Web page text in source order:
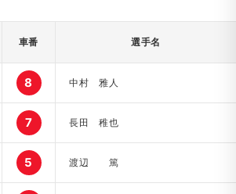
車番 選手名
8 中村 雅人
7 長田 稚也
5 渡辺 篤